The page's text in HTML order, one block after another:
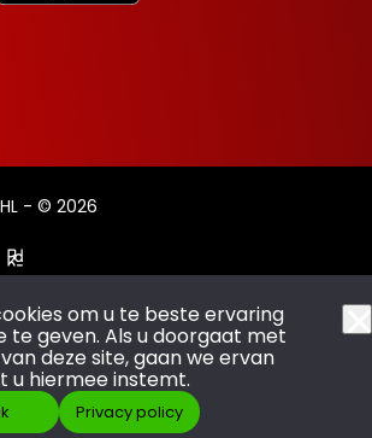
- © 2026
om u te beste ervaring
te geven. Als u doorgaat met
deze site, gaan we ervan
u hiermee instemt.
Privacy policy